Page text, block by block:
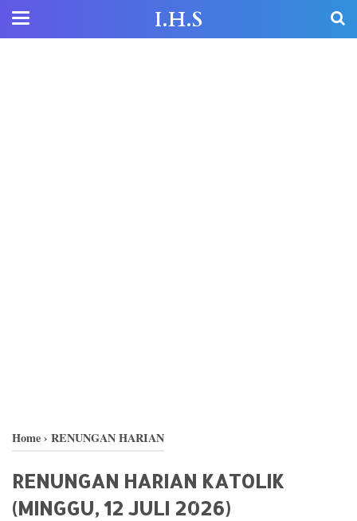
I.H.S
Home› RENUNGAN HARIAN
RENUNGAN HARIAN KATOLIK
(MINGGU, 12 JULI 2026)